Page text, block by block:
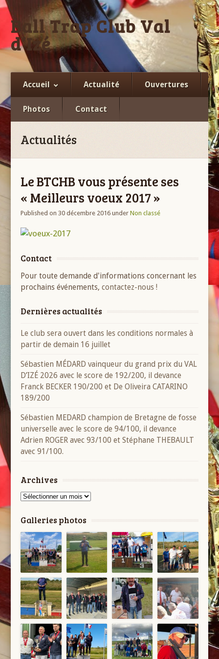
Ball Trap Club Val
d’Izé
Facebook
Accueil Actualité Ouvertures
Photos Contact
Actualités
Le BTCHB vous présente ses
« Meilleurs voeux 2017 »
Published on 30 décembre 2016 underNon classé
Contact
Pour toute demande d'informations concernant les
prochains événements,contactez-nous !
Dernières actualités
Le club sera ouvert dans les conditions normales à
partir de demain 16 juillet
Sébastien MÉDARD vainqueur du grand prix du VAL
D’IZÉ 2026 avec le score de 192/200, il devance
Franck BECKER 190/200 et De Oliveira CATARINO
189/200
Sébastien MEDARD champion de Bretagne de fosse
universelle avec le score de 94/100, il devance
Adrien ROGER avec 93/100 et Stéphane THEBAULT
avec 91/100.
Archives
Archives
Galleries photos